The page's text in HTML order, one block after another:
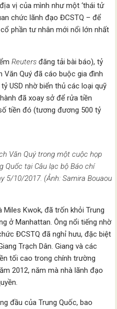
vị của mình như một ‘thái tử
chức lãnh đạo ĐCSTQ – để
phần tư nhân mới nổi lớn nhất
Reuters đăng tải bài báo), tỷ
Văn Quý đã cáo buộc gia đình
USD nhờ biển thủ các loại quỹ
đã xoay sở để rửa tiền
tiền đó (tương đương 500 tỷ
Văn Quý trong một cuộc họp
Quốc tại Câu lạc bộ Báo chí
5/10/2017. (Ảnh: Samira Bouaou
Miles Kwok, đã trốn khỏi Trung
ở Manhattan. Ông nổi tiếng nhờ
ĐCSTQ đã nghỉ hưu, đặc biệt
Trạch Dân. Giang và các
tối cao trong chính trường
2012, năm mà nhà lãnh đạo
đầu của Trung Quốc, bao